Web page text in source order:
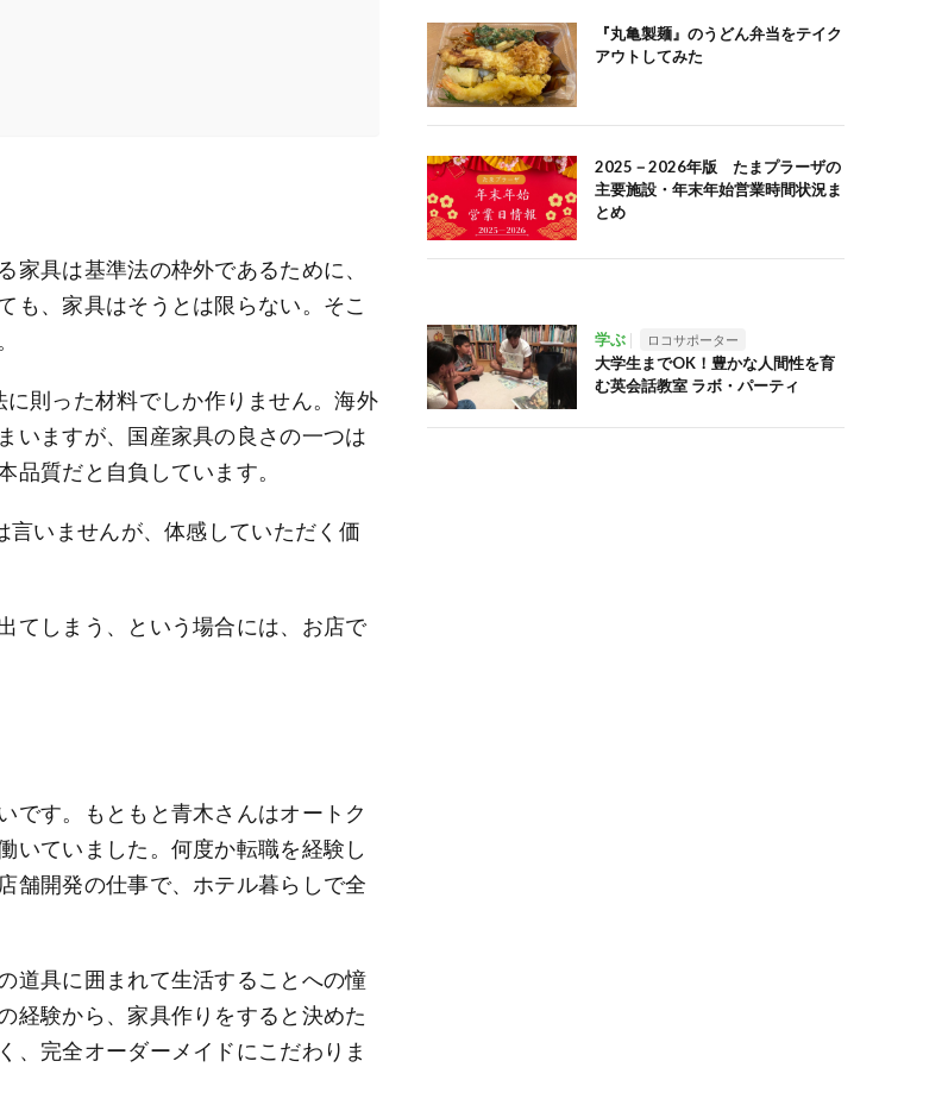
具は基準法の枠外であるために、
も、家具はそうとは限らない。そこ
に則った材料でしか作りません。海外
いますが、国産家具の良さの一つは
品質だと自負しています。
いませんが、体感していただく価
てしまう、という場合には、お店で
です。もともと青木さんはオートク
いていました。何度か転職を経験し
舗開発の仕事で、ホテル暮らしで全
道具に囲まれて生活することへの憧
経験から、家具作りをすると決めた
、完全オーダーメイドにこだわりま
『丸亀製麺』のうどん弁当をテイク
アウトしてみた
2025－2026年版 たまプラーザの
主要施設・年末年始営業時間状況ま
とめ
学ぶ ロコサポーター
大学生までOK！豊かな人間性を育
む英会話教室 ラボ・パーティ